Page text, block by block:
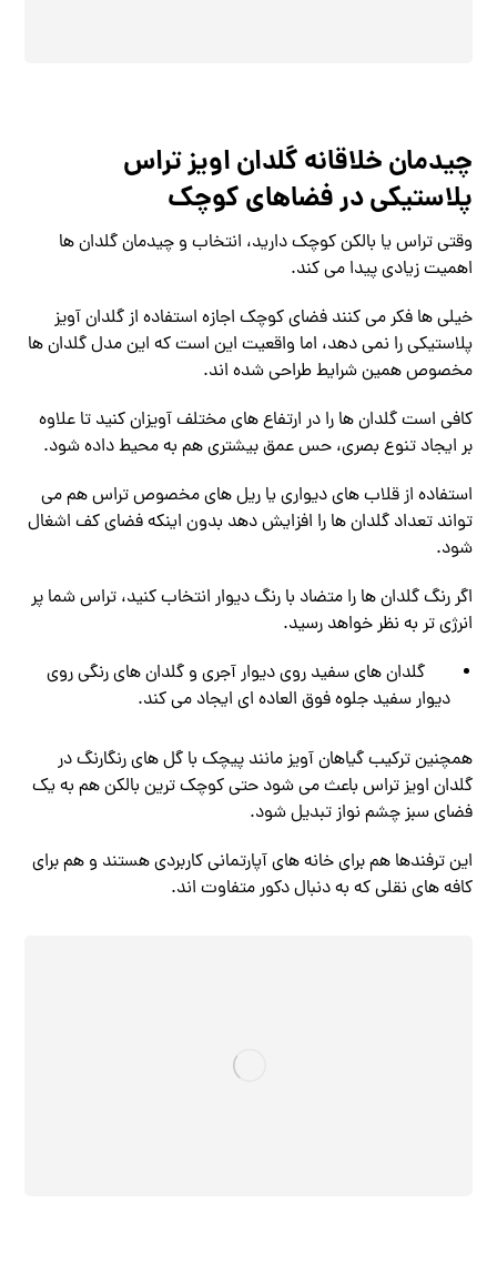
چیدمان خلاقانه گلدان اویز تراس
پلاستیکی در فضاهای کوچک
وقتی تراس یا بالکن کوچک دارید، انتخاب و چیدمان گلدان‌ ها
اهمیت زیادی پیدا می ‌کند.
خیلی ‌ها فکر می‌ کنند فضای کوچک اجازه استفاده از گلدان آویز
پلاستیکی را نمی ‌دهد، اما واقعیت این است که این مدل گلدان ‌ها
مخصوص همین شرایط طراحی شده‌ اند.
کافی است گلدان ‌ها را در ارتفاع ‌های مختلف آویزان کنید تا علاوه
بر ایجاد تنوع بصری، حس عمق بیشتری هم به محیط داده شود.
استفاده از قلاب ‌های دیواری یا ریل ‌های مخصوص تراس هم می‌
تواند تعداد گلدان‌ ها را افزایش دهد بدون اینکه فضای کف اشغال
شود.
اگر رنگ گلدان ‌ها را متضاد با رنگ دیوار انتخاب کنید، تراس شما پر
انرژی ‌تر به نظر خواهد رسید.
گلدان ‌های سفید روی دیوار آجری و گلدان ‌های رنگی روی
دیوار سفید جلوه فوق ‌العاده ‌ای ایجاد می ‌کند.
همچنین ترکیب گیاهان آویز مانند پیچک با گل‌ های رنگارنگ در
گلدان اویز تراس باعث می ‌شود حتی کوچک ‌ترین بالکن هم به یک
فضای سبز چشم ‌نواز تبدیل شود.
این ترفندها هم برای خانه ‌های آپارتمانی کاربردی هستند و هم برای
کافه ‌های نقلی که به دنبال دکور متفاوت ‌اند.